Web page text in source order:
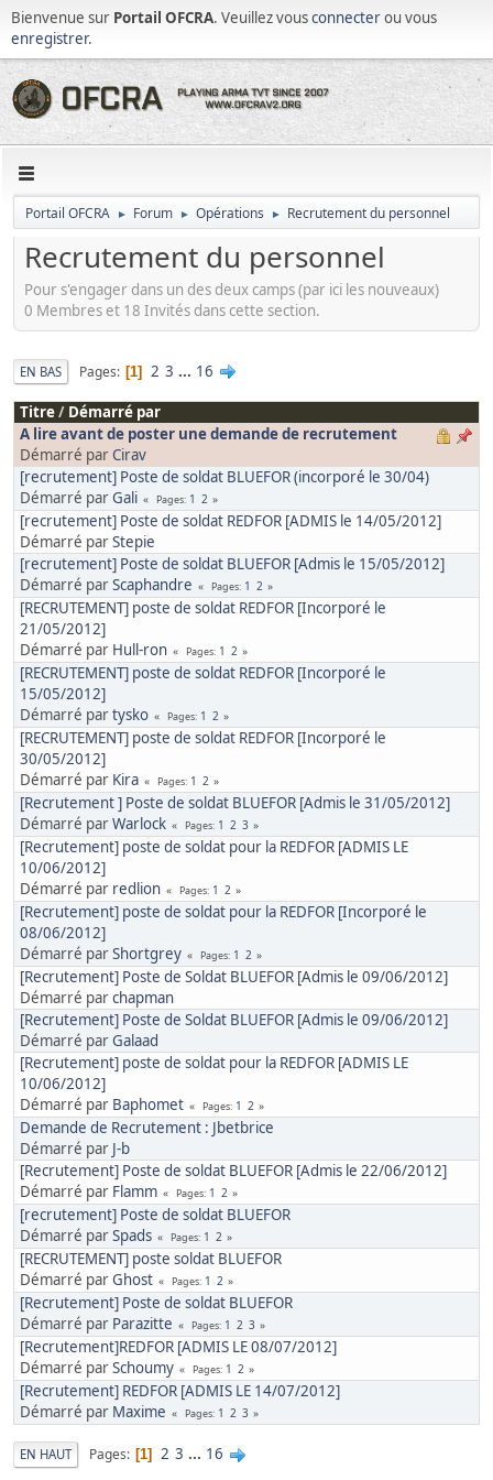
Bienvenue sur Portail OFCRA. Veuillez vousconnecterou vous
enregistrer.
Portail OFCRA ► Forum ► Opérations ► Recrutement du personnel
Recrutement du personnel
Pour s'engager dans un des deux camps (par ici les nouveaux)
0 Membres et 18 Invités dans cette section.
EN BAS Pages 1 2 3 ... 16
Titre/ Démarré par
A lire avant de poster une demande de recrutement
Démarré parCirav
[recrutement] Poste de soldat BLUEFOR (incorporé le 30/04)
Démarré parGali Pages 1 2
[recrutement] Poste de soldat REDFOR [ADMIS le 14/05/2012]
Démarré parStepie
[recrutement] Poste de soldat BLUEFOR [Admis le 15/05/2012]
Démarré parScaphandre Pages 1 2
[RECRUTEMENT] poste de soldat REDFOR [Incorporé le
21/05/2012]
Démarré par Hull-ron Pages 1 2
[RECRUTEMENT] poste de soldat REDFOR [Incorporé le
15/05/2012]
Démarré partysko Pages 1 2
[RECRUTEMENT] poste de soldat REDFOR [Incorporé le
30/05/2012]
Démarré par Kira Pages 1 2
[Recrutement ] Poste de soldat BLUEFOR [Admis le 31/05/2012]
Démarré parWarlock Pages 1 2 3
[Recrutement] poste de soldat pour la REDFOR [ADMIS LE
10/06/2012]
Démarré par redlion Pages 1 2
[Recrutement] poste de soldat pour la REDFOR [Incorporé le
08/06/2012]
Démarré parShortgrey Pages 1 2
[Recrutement] Poste de Soldat BLUEFOR [Admis le 09/06/2012]
Démarré parchapman
[Recrutement] Poste de Soldat BLUEFOR [Admis le 09/06/2012]
Démarré parGalaad
[Recrutement] poste de soldat pour la REDFOR [ADMIS LE
10/06/2012]
Démarré par Baphomet Pages 1 2
Demande de Recrutement : Jbetbrice
Démarré par J-b
[Recrutement] Poste de soldat BLUEFOR [Admis le 22/06/2012]
Démarré par Flamm Pages 1 2
[recrutement] Poste de soldat BLUEFOR
Démarré parSpads Pages 1 2
[RECRUTEMENT] poste soldat BLUEFOR
Démarré parGhost Pages 1 2
[Recrutement] Poste de soldat BLUEFOR
Démarré par Parazitte Pages 1 2 3
[Recrutement]REDFOR [ADMIS LE 08/07/2012]
Démarré parSchoumy Pages 1 2
[Recrutement] REDFOR [ADMIS LE 14/07/2012]
Démarré par Maxime Pages 1 2 3
EN HAUT Pages 1 2 3 ... 16